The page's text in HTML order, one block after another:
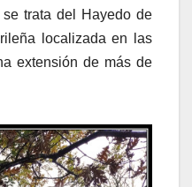
se trata del Hayedo de
localizada en las
extensión de más de